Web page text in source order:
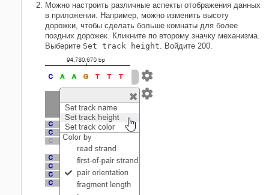
Можно настроить различные аспекты отображения данных
в приложении. Например, можно изменить высоту
дорожки, чтобы сделать больше комнаты для более
поздних дорожек. Кликните по второму значку механизма.
Выберите Set track height. Войдите 200.